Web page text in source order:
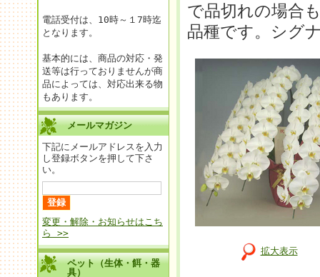
電話受付は、10時～１7時迄
となります。
基本的には、商品の対応・発
送等は行っておりませんが商
品によっては、対応出来る物
もあります。
メールマガジン
下記にメールアドレスを入力
し登録ボタンを押して下さ
い。
変更・解除・お知らせはこち
ら >>
ペット（生体・餌・器
具）
で品切れの場合
品種です。シグ
拡大表示